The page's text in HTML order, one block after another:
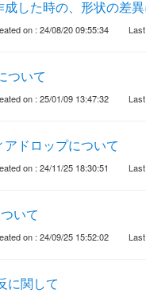
した時の、形状の差
on : 24/08/20 09:55:34
ついて
on : 25/01/09 13:47:32
ドロップについて
on : 24/11/25 18:30:51
いて
on : 24/09/25 15:52:02
に関して